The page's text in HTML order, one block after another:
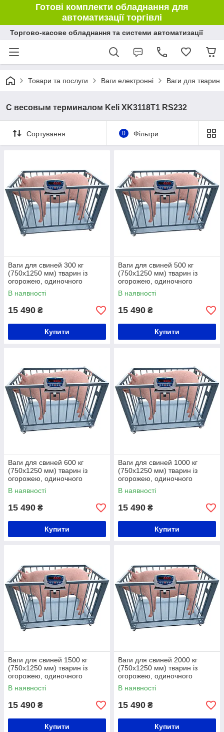
Готові комплекти обладнання для
автоматизації торгівлі
Торгово-касове обладнання та системи автоматизації
Товари та послуги Ваги електронні Ваги для тварин
С весовым терминалом Keli XK3118Т1 RS232
Сортування 0 Фільтри
Ваги для свиней 300 кг
(750x1250 мм) тварин із
огорожею, одиночного
зважування
В наявності
15 490 ₴
Купити
Ваги для свиней 500 кг
(750x1250 мм) тварин із
огорожею, одиночного
зважування
В наявності
15 490 ₴
Купити
Ваги для свиней 600 кг
(750x1250 мм) тварин із
огорожею, одиночного
зважування
В наявності
15 490 ₴
Купити
Ваги для свиней 1000 кг
(750x1250 мм) тварин із
огорожею, одиночного
зважування
В наявності
15 490 ₴
Купити
Ваги для свиней 1500 кг
(750x1250 мм) тварин із
огорожею, одиночного
зважування
В наявності
15 490 ₴
Купити
Ваги для свиней 2000 кг
(750x1250 мм) тварин із
огорожею, одиночного
зважування, від виробника
Горизонт
В наявності
15 490 ₴
Купити